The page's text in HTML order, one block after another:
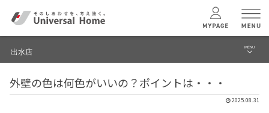
ユニバーサルホームの特長
出水店 MENU
ブログ
外壁の色は何色がいいの？ポイントは・・・
2025.08.31